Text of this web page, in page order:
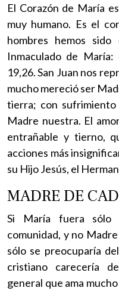
El Corazón de María
muy humano. Es el
hombres hemos sido
Inmaculado de
19,26. San Juan nos
mucho mereció ser
tierra; con
Madre nuestra. El
entrañable y tierno,
acciones más
su Hijo Jesús, el
MADRE DE
Si María fuera sólo
comunidad, y no
sólo se preocuparía
cristiano carecería
general que ama